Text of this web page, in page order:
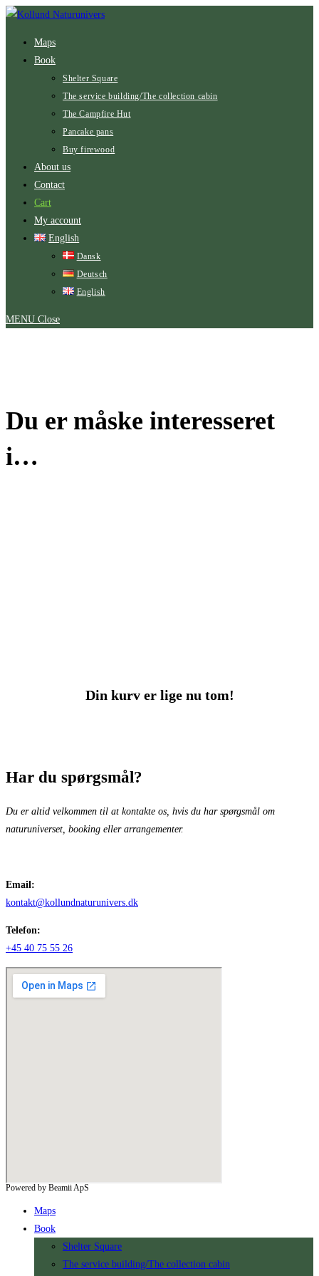
Skip
Maps
Book
Shelter Square
The service building/The collection cabin
The Campfire Hut
Pancake pans​
Buy firewood
About us
Contact
Cart
My account
English
Dansk
Deutsch
English
MENU Close
Du er måske interesseret
i…
Din kurv er lige nu tom!
Har du spørgsmål?
Du er altid velkommen til at kontakte os, hvis du har spørgsmål om
naturuniverset, booking eller arrangementer.
Email:
kontakt@kollundnaturunivers.dk
Telefon:
+45 40 75 55 26
Powered by Beamii ApS
Maps
Book
Shelter Square
The service building/The collection cabin